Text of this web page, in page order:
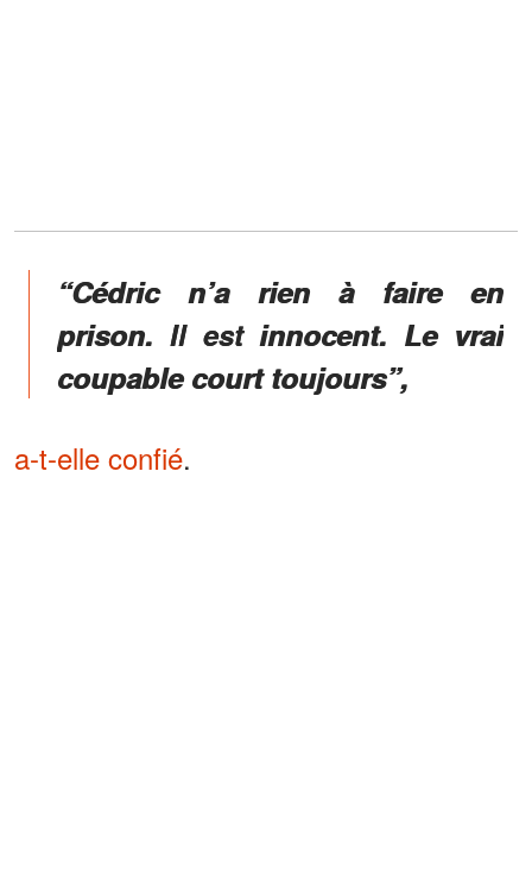
“Cédric n’a rien à faire en
prison. Il est innocent. Le vrai
coupable court toujours”,
a-t-elle confié.